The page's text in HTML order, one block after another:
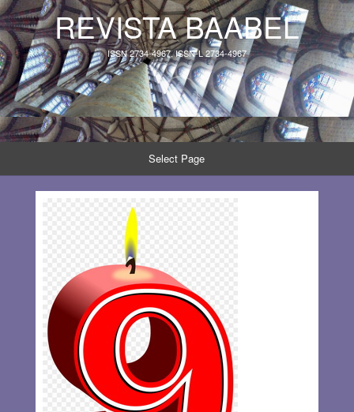
REVISTA BAABEL
ISSN 2734-4967, ISSN-L 2734-4967
Select Page